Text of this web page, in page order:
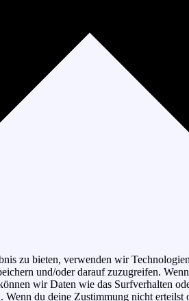
zu bieten, verwenden wir
und/oder darauf zuzugreifen.
wir Daten wie das Surfverhalten
Wenn du deine Zustimmung nicht erteilst